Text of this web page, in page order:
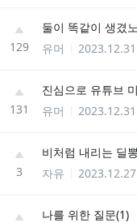
129
둘이 똑같이 생겼
유머
2023.12.31
131
진심으로 유튜브
유머
2023.12.31
3
자유
2023.12.27
나를 위한 질문(1)